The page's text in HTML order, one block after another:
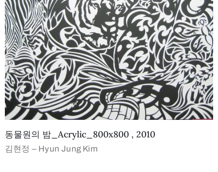
동물원의 밤_Acrylic_800x800 , 2010
김현정 – Hyun Jung Kim